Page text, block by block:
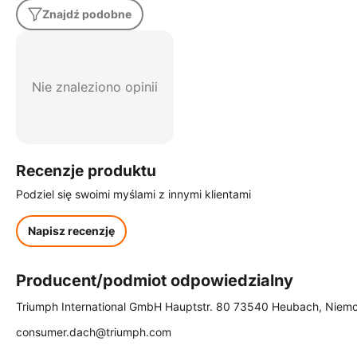
Znajdź podobne
Nie znaleziono opinii
Recenzje produktu
Podziel się swoimi myślami z innymi klientami
Napisz recenzję
Producent/podmiot odpowiedzialny
Triumph International GmbH Hauptstr. 80 73540 Heubach,
consumer.dach@triumph.com